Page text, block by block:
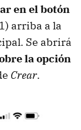
en el botón
arriba a la
Se abrirá
la opción
Crear.